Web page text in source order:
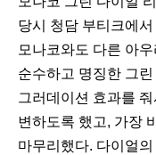
당시 청담 부티크에
모나코와도 다른 아
순수하고 명징한 그
그러데이션 효과를
변하도록 했고, 가장
마무리했다. 다이얼